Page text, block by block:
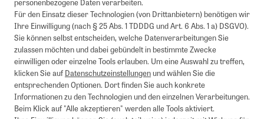
Für den Einsatz dieser Technologien (von Drittanbietern) benötigen wir
Ihre Einwilligung (nach § 25 Abs. 1 TDDDG und Art. 6 Abs. 1 a) DSGVO).
Sie können selbst entscheiden, welche Datenverarbeitungen Sie
zulassen möchten und dabei gebündelt in bestimmte Zwecke
einwilligen oder einzelne Tools erlauben. Um eine Auswahl zu treffen,
klicken Sie aufDatenschutzeinstellungenund wählen Sie die
entsprechenden Optionen. Dort finden Sie auch konkrete
Informationen zu den Technologien und den einzelnen Verarbeitungen.
Beim Klick auf "Alle akzeptieren" werden alle Tools aktiviert.